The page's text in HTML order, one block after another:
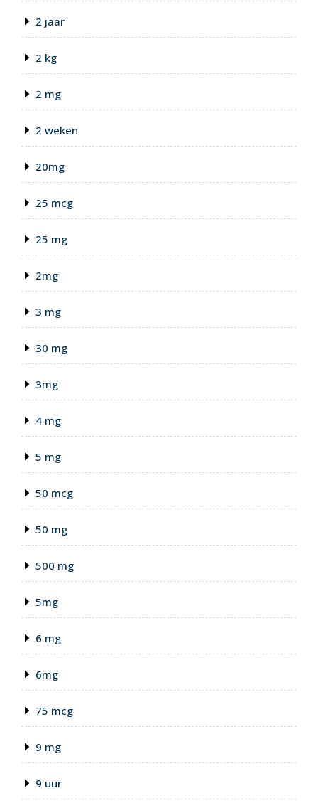
2 jaar
2 kg
2 mg
2 weken
20mg
25 mcg
25 mg
2mg
3 mg
30 mg
3mg
4 mg
5 mg
50 mcg
50 mg
500 mg
5mg
6 mg
6mg
75 mcg
9 mg
9 uur